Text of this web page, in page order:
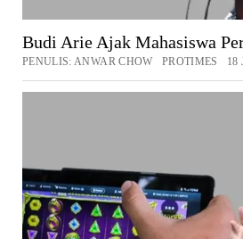
Budi Arie Ajak Mahasiswa
PENULIS: ANWAR CHOW PROTIMES 18